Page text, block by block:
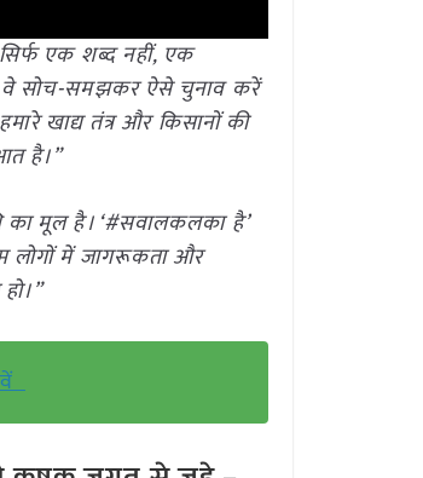
एक शब्द नहीं, एक
वे सोच-समझकर ऐसे चुनाव करें
खाद्य तंत्र और किसानों की
है।”
का मूल है। ‘#सवालकलका है’
लोगों में जागरूकता और